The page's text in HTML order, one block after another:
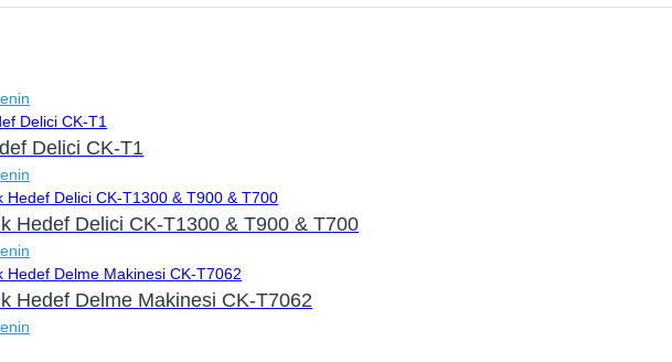
Delici CK-T1
Hedef Delici CK-T1300 & T900 & T700
Hedef Delme Makinesi CK-T7062